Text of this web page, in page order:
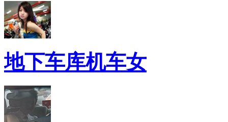
地下车库机车女